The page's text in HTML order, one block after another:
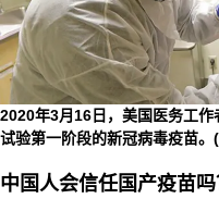
2020年3月16日，美国医务工
试验第一阶段的新冠病毒疫苗。
中国人会信任国产疫苗吗